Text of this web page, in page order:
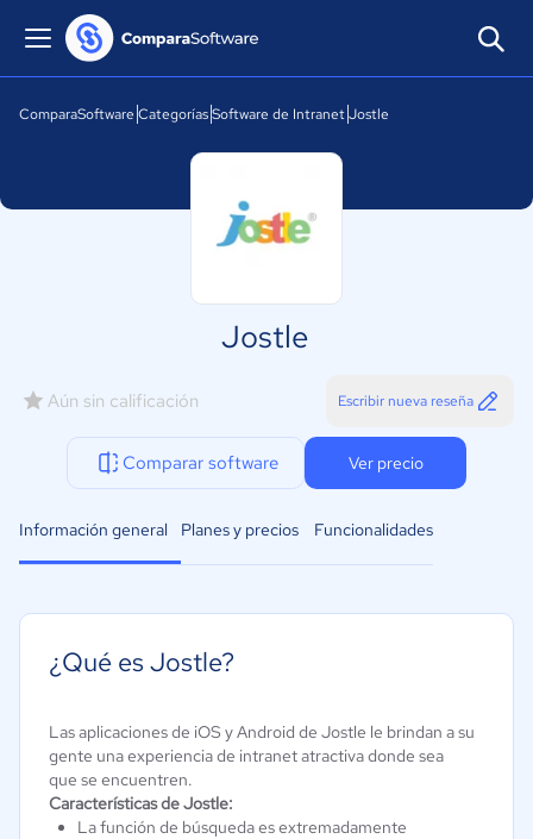
ComparaSoftware CategoríasSoftware de IntranetJostle
Jostle
Aún sin calificación Escribir nueva reseña
Comparar software Ver precio
Información general Planes y precios Funcionalidades
¿Qué es Jostle?
Las aplicaciones de iOS y Android de Jostle le brindan a su
gente una experiencia de intranet atractiva donde sea
que se encuentren.
Características de Jostle:
La función de búsqueda es extremadamente